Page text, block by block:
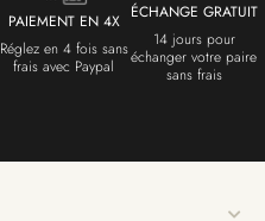
PAIEMENT EN 4X
Réglez en 4 fois sans
frais avec Paypal
ÉCHANGE GRATUIT
14 jours pour
échanger votre paire
sans frais